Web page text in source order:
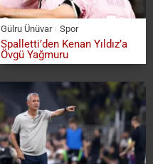
Gülru Ünüvar Spor
Spalletti’den Kenan Yıldız’a
Övgü Yağmuru